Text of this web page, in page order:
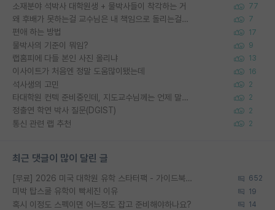
소재분야 석박사 대학원생 + 물박사들이 착각하는 거 77
왜 후배가 못하는걸 교수님은 내 책임으로 돌리는걸까요? 7
편애 하는 방법 17
물박사의 기준이 뭐임? 9
랩홈피에 다들 본인 사진 올리냐 13
이사이트가 처음엔 정말 도움많이됐는데 16
석사생의 고민 2
타대학원 컨텍 준비중인데, 지도교수님께는 언제 말씀드려야 할까요? 2
정출연 학연 박사 질문(DGIST) 2
통신 관련 랩 추천 2
최근 댓글이 많이 달린 글
[무료] 2026 미국 대학원 유학 스타터팩 - 가이드북 & 합격자 컨택메일 템플릿 652
미박 탑스쿨 유학이 빡세진 이유 19
혹시 이정도 스펙이면 어느정도 잡고 준비해야하나요? 14